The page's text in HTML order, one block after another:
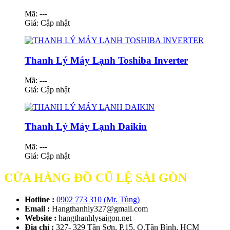
Mã: ---
Giá: Cập nhật
Thanh Lý Máy Lạnh Toshiba Inverter
Mã: ---
Giá: Cập nhật
Thanh Lý Máy Lạnh Daikin
Mã: ---
Giá: Cập nhật
CỬA HÀNG ĐỒ CŨ LỆ SÀI GÒN
Hotline : 0902 773 310 (Mr. Tùng)
Email : Hangthanhly327@gmail.com
Website : hangthanhlysaigon.net
Địa chỉ : 327- 329 Tân Sơn, P.15, Q.Tân Bình, HCM